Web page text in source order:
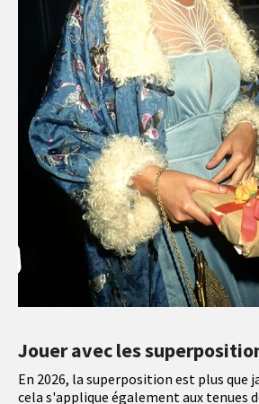
Jouer avec les
En 2026, la superposition est plus que
cela s'applique également aux tenues